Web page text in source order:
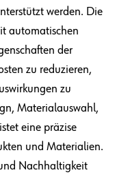
werden. Die
automatischen
der
zu reduzieren,
zu
Materialauswahl,
eine präzise
und Materialien.
Nachhaltigkeit